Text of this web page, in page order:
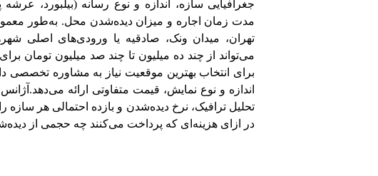
مدت زمان اجاره و میزان دیده‌شدن محل. به‌طور
تهران، میدان ونک، صادقیه یا ورودی‌های اصلی
می‌تواند از چند ده میلیون تا چند صد میلیون تومان
برای انتخاب بهترین موقعیت نیاز به مشاوره تخصصی
اندازه و نوع نمایش، قیمت متفاوتی ارائه
تحلیل ترافیک، نرخ دیده‌شدن و بازده احتمالی هر سازه
در ازای هزینه‌ای که پرداخت می‌کنند چه حجمی از